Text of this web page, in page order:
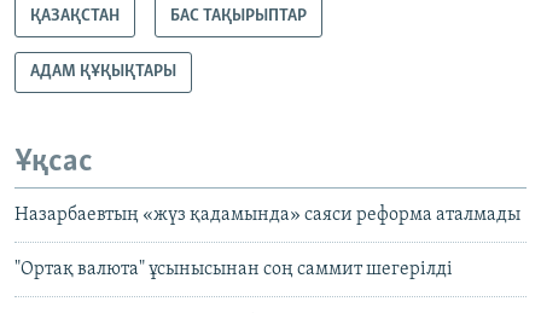
ҚАЗАҚСТАН БАС ТАҚЫРЫПТАР
АДАМ ҚҰҚЫҚТАРЫ
Ұқсас
Назарбаевтың «жүз қадамында» саяси реформа аталмады
"Ортақ валюта" ұсынысынан соң саммит шегерілді